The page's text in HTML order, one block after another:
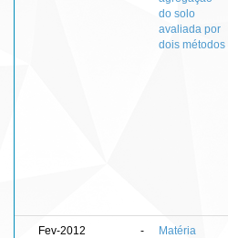
do solo
avaliada por
dois métodos
Fev-2012 -
Matéria